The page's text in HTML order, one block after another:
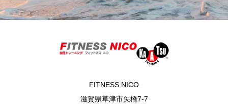
FITNESS NICO
滋賀県草津市矢橋7-7